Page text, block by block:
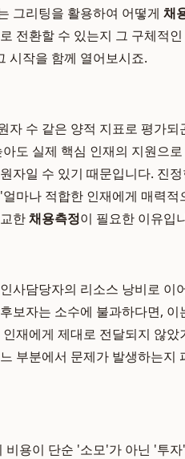
그리팅을 활용하여 어떻게 채
전환할 수 있는지 그 구체적
시작을 함께 열어보시죠.
수 같은 양적 지표로 평가되
도 실제 핵심 인재의 지원으
자일 수 있기 때문입니다. 진
마나 적합한 인재에게 매력적
한채용측정이 필요한 이유입
사담당자의 리소스 낭비로 이
보자는 소수에 불과하다면, 이
재에게 제대로 전달되지 않았
부분에서 문제가 발생하는지
용이 단순 '소모'가 아닌 '투